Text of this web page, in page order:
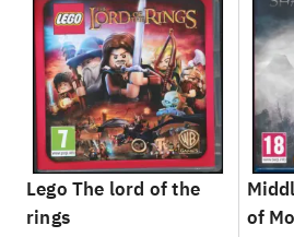
Lego The lord of the
rings
of